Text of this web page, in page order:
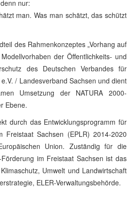
nur:
man. Was man schätzt, das schützt
des Rahmenkonzeptes „Vorhang auf
der Öffentlichkeits- und
des Deutschen Verbandes für
/ Landesverband Sachsen und dient
Umsetzung der NATURA 2000-
Ebene.
durch das Entwicklungsprogramm für
Freistaat Sachsen (EPLR) 2014-2020
Union. Zuständig für die
im Freistaat Sachsen ist das
Umwelt und Landwirtschaft
ELER-Verwaltungsbehörde.